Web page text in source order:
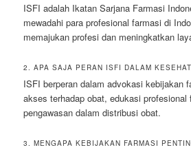
ISFI adalah Ikatan Sarjana Farmasi
mewadahi para profesional farmasi di
memajukan profesi dan meningkatkan
2. APA SAJA PERAN ISFI DALAM
ISFI berperan dalam advokasi kebijakan
akses terhadap obat, edukasi profesional
pengawasan dalam distribusi obat.
3. MENGAPA KEBIJAKAN FARMASI